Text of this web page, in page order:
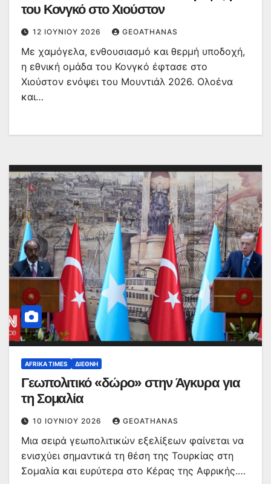
του Κονγκό στο Χιούστον
12 ΙΟΥΝΊΟΥ 2026 GEOATHANAS
Με χαμόγελα, ενθουσιασμό και θερμή υποδοχή,
η εθνική ομάδα του Κονγκό έφτασε στο
Χιούστον ενόψει του Μουντιάλ 2026. Ολοένα
και…
AFRIKA TIMES ΔΙΕΘΝΉ
Γεωπολιτικό «δώρο» στην Άγκυρα για
τη Σομαλία
10 ΙΟΥΝΊΟΥ 2026 GEOATHANAS
Μια σειρά γεωπολιτικών εξελίξεων φαίνεται να
ενισχύει σημαντικά τη θέση της Τουρκίας στη
Σομαλία και ευρύτερα στο Κέρας της Αφρικής.…